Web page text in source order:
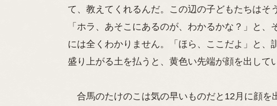
て、教えてくれるんだ。この辺の子どもたちはそ
「ホラ、あそこにあるのが、わかるかな？」と
には全くわかりません。「ほら、ここだよ」と
盛り上がる土を払うと、黄色い先端が顔を出して
合馬のたけのこは気の早いものだと12月に顔を